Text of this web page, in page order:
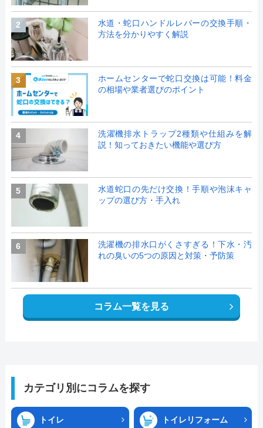
2
水道・蛇口ハンドルレバーの交換手順・
方法を分かりやすく解説
3
ホームセンターで蛇口交換は可能！料金
の相場や業者選びのポイント
4
洗濯機排水トラップ2種類や仕組みを解
説！知っておきたい機能や選び方
5
水道蛇口の先だけ交換！手順や泡沫キャ
ップの選び方・手入れ
6
洗濯機の排水口がくさすぎる！下水・汚
れの臭いの5つの原因と対策・予防策
コラム一覧を見る
カテゴリ別にコラムを探す
トイレ トイレリフォーム